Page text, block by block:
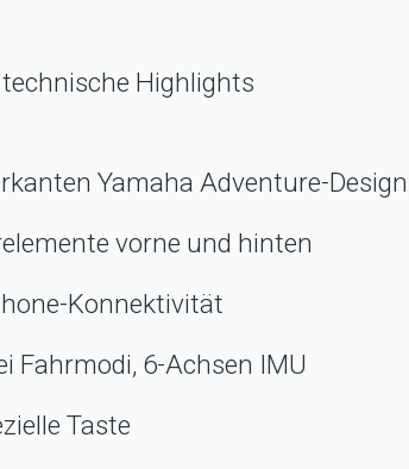
technische Highlights
Yamaha Adventure-Design
vorne und hinten
Konnektivität
Fahrmodi, 6-Achsen IMU
Taste